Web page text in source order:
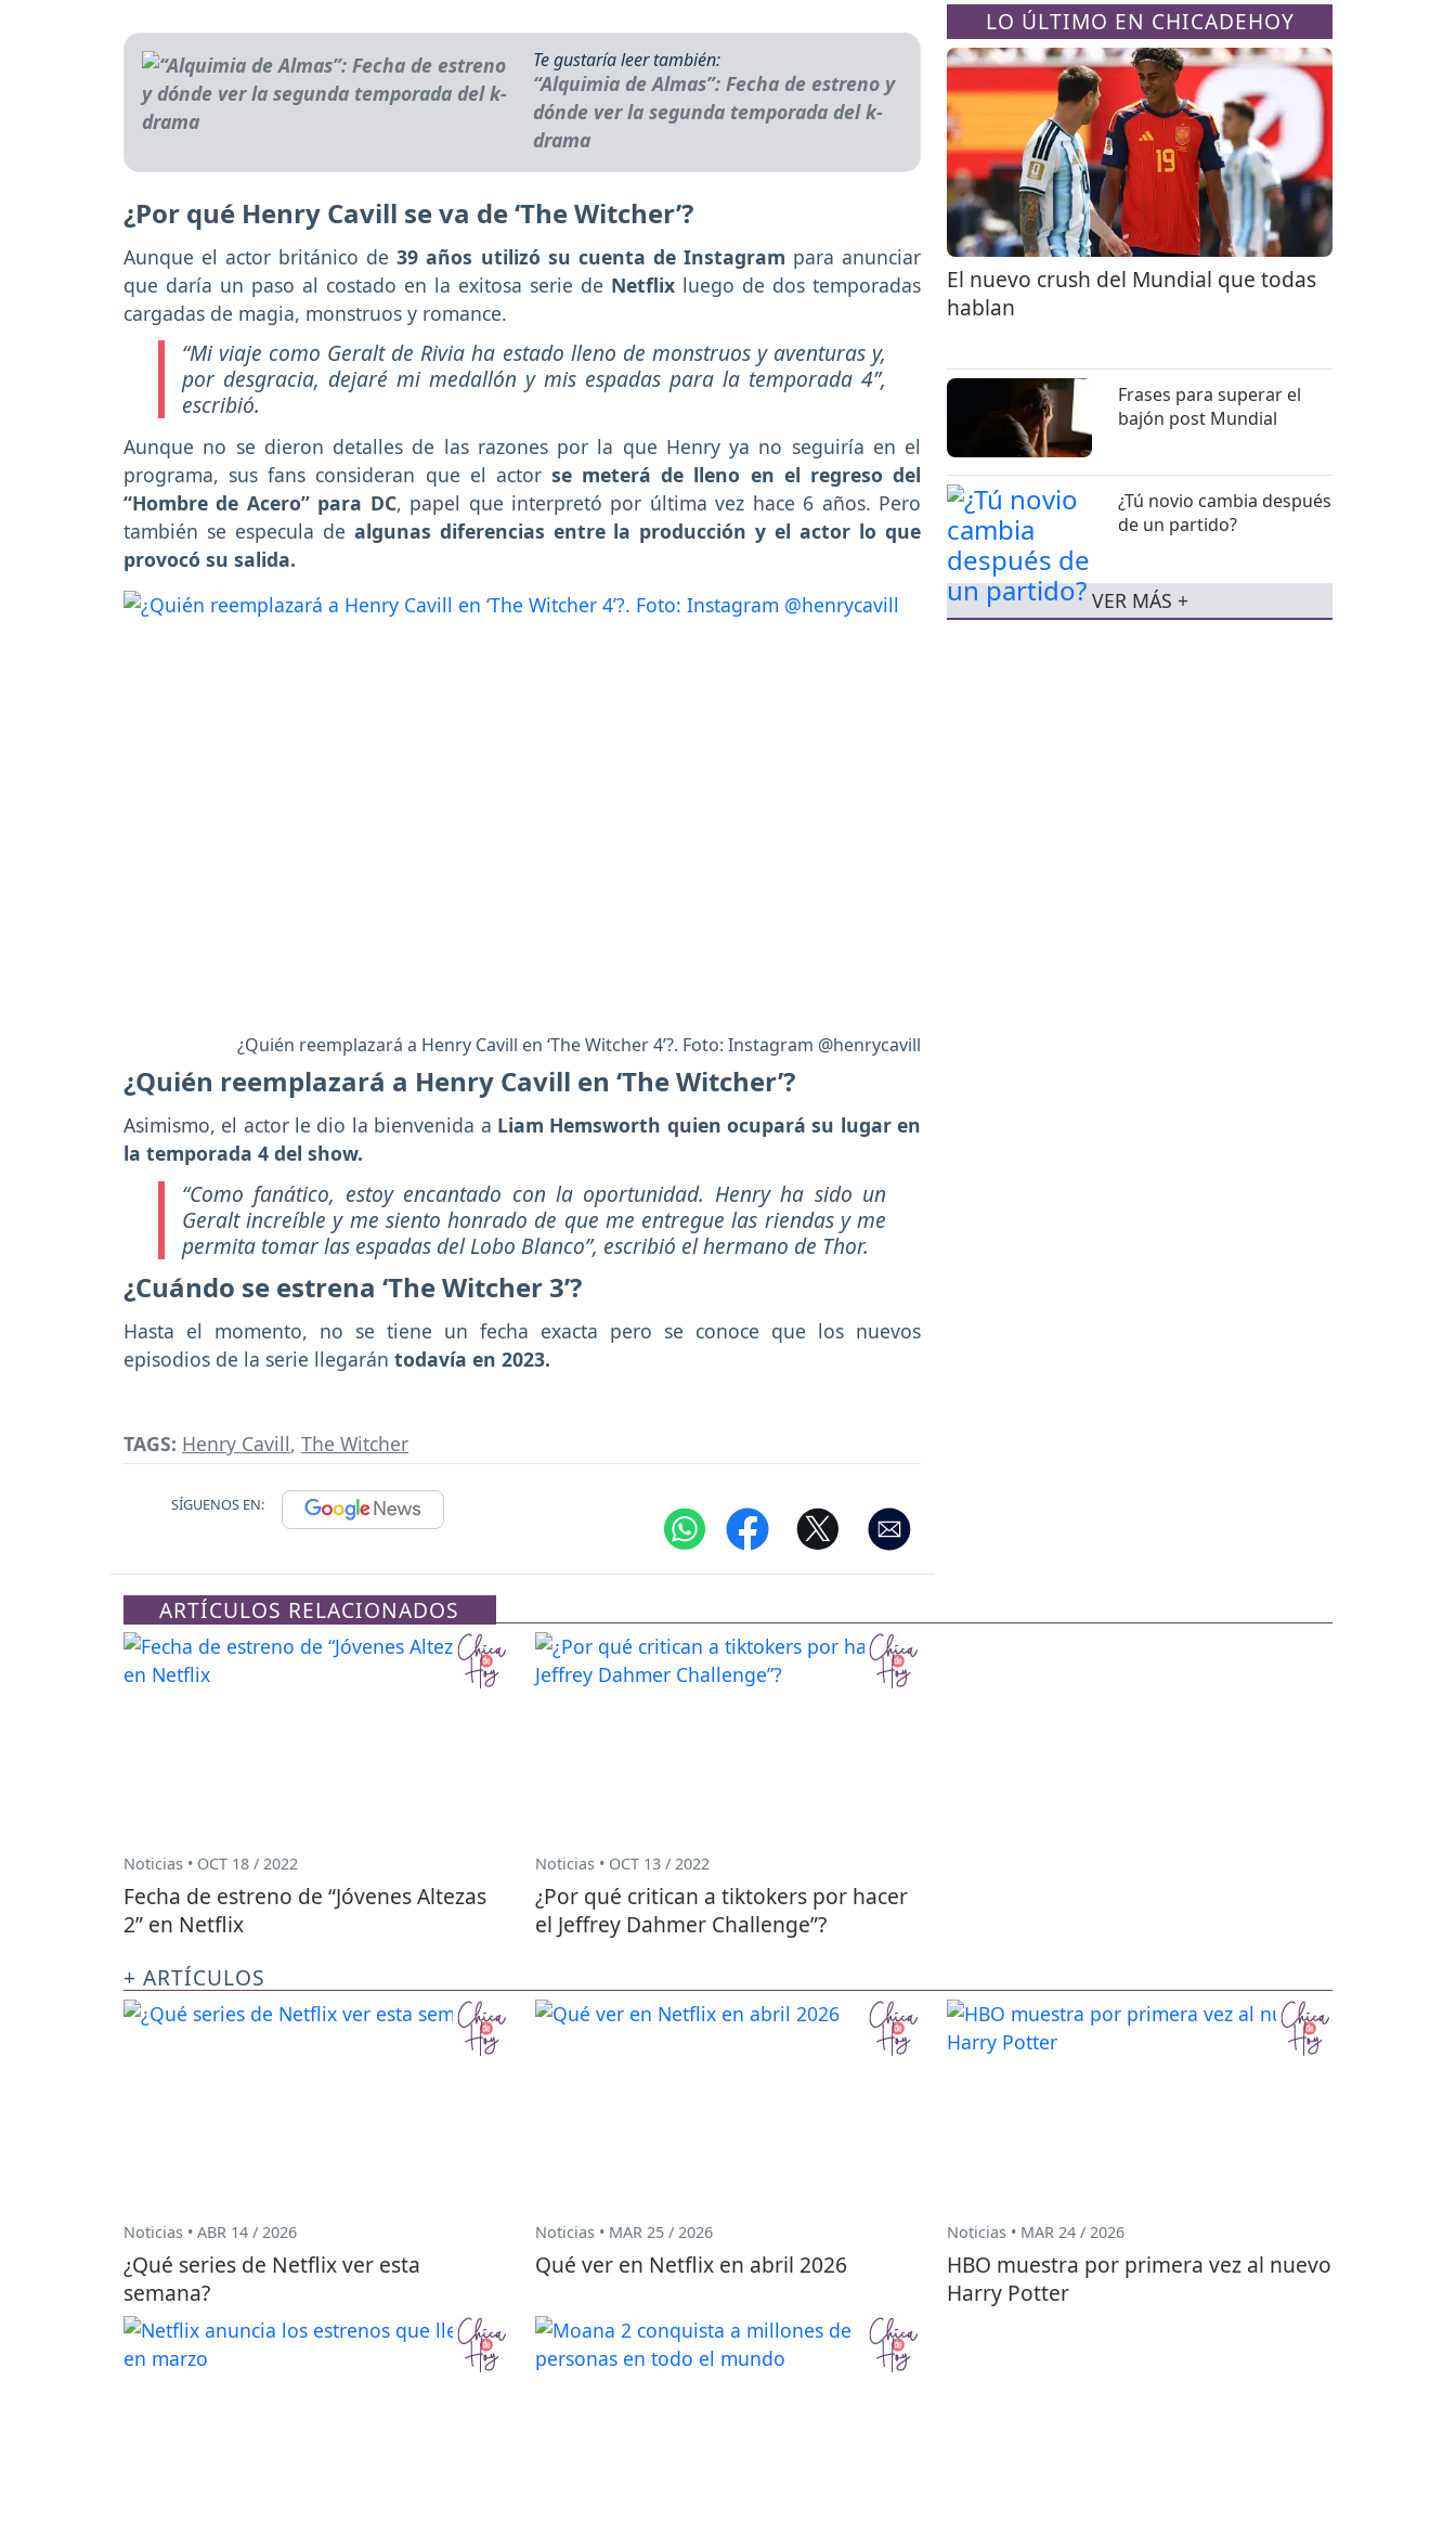
Te gustaría leer también:
“Alquimia de Almas”: Fecha de estreno y
dónde ver la segunda temporada del k-
drama
¿Por qué Henry Cavill se va de ‘The Witcher’?
Aunque el actor británico de39 años utilizó su cuenta de Instagram para anunciar
que daría un paso al costado en la exitosa serie de Netflix luego de dos temporadas
cargadas de magia, monstruos y romance.
“Mi viaje como Geralt de Rivia ha estado lleno de monstruos y aventuras y,
por desgracia, dejaré mi medallón y mis espadas para la temporada 4”,
escribió.
Aunque no se dieron detalles de las razones por la que Henry ya no seguiría en el
programa, sus fans consideran que el actor se meterá de lleno en el regreso del
“Hombre de Acero” para DC, papel que interpretó por última vez hace 6 años. Pero
también se especula de algunas diferencias entre la producción y el actor lo que
provocó su salida.
¿Quién reemplazará a Henry Cavill en ‘The Witcher 4’?. Foto: Instagram @henrycavill
¿Quién reemplazará a Henry Cavill en ‘The Witcher’?
Asimismo, el actor le dio la bienvenida a Liam Hemsworth quien ocupará su lugar en
la temporada 4 del show.
“Como fanático, estoy encantado con la oportunidad. Henry ha sido un
Geralt increíble y me siento honrado de que me entregue las riendas y me
permita tomar las espadas del Lobo Blanco”, escribió el hermano de Thor.
¿Cuándo se estrena ‘The Witcher 3’?
Hasta el momento, no se tiene un fecha exacta pero se conoce que los nuevos
episodios de la serie llegarán todavía en 2023.
TAGS: Henry Cavill, The Witcher
SÍGUENOS EN:
LO ÚLTIMO EN CHICADEHOY
El nuevo crush del Mundial que todas
hablan
Frases para superar el
bajón post Mundial
¿Tú novio cambia después
de un partido?
VER MÁS +
ARTÍCULOS RELACIONADOS
Noticias • OCT 18 / 2022
Fecha de estreno de “Jóvenes Altezas
2” en Netflix
Noticias • OCT 13 / 2022
¿Por qué critican a tiktokers por hacer
el Jeffrey Dahmer Challenge”?
+ ARTÍCULOS
Noticias • ABR 14 / 2026
¿Qué series de Netflix ver esta
semana?
Noticias • MAR 25 / 2026
Qué ver en Netflix en abril 2026
Noticias • MAR 24 / 2026
HBO muestra por primera vez al nuevo
Harry Potter